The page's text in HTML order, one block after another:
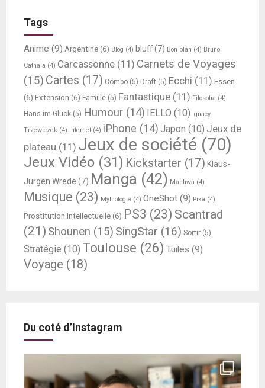
Tags
Anime (9) Argentine (6) Blog (4) bluff(7) Bon plan (4) Bruno
Cathala (4) Carcassonne (11) Carnets de Voyages
(15) Cartes (17) Combo (5) Draft (5) Ecchi (11) Essen
(6) Extension (6) Famille (5) Fantastique (11) Filosofia (4)
Hans im Glück (5) Humour (14) IELLO (10) Ignacy
Trzewiczek (4) Internet (4) iPhone (14) Japon (10) Jeux de
plateau (11) Jeux de société (70)
Jeux Vidéo (31) Kickstarter (17) Klaus-
Jürgen Wrede (7) Manga (42) Manhwa (4)
Musique (23) Mythologie (4) OneShot (9) Pika (4)
Prostitution Intellectuelle (6) PS3 (23) Scantrad
(21) Shounen (15) SingStar (16) Sortir (5)
Stratégie (10) Toulouse (26) Tuiles (9)
Voyage (18)
Du coté d’Instagram